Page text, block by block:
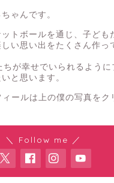
ゃんです。
トボールを通じ、子ども
い思い出をたくさん作っ
が幸せでいられるように
と思います。
ィールは上の僕の写真をク
＼ Follow me ／